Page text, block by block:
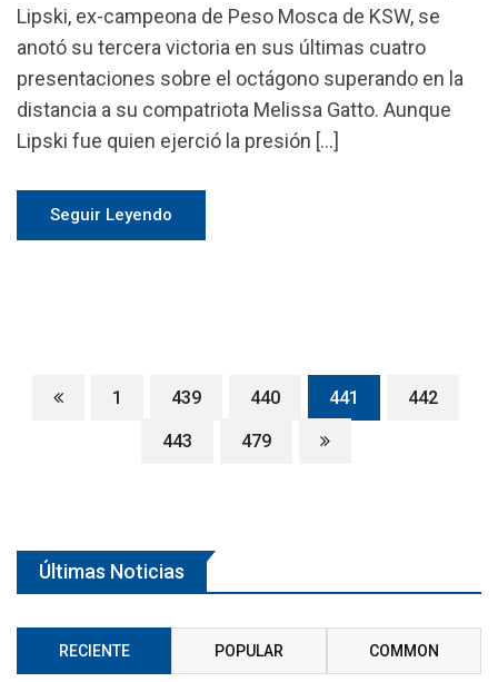
Lipski, ex-campeona de Peso Mosca de KSW, se
anotó su tercera victoria en sus últimas cuatro
presentaciones sobre el octágono superando en la
distancia a su compatriota Melissa Gatto. Aunque
Lipski fue quien ejerció la presión […]
Seguir Leyendo
1 439 440 441 442
443 479
Últimas Noticias
RECIENTE POPULAR COMMON